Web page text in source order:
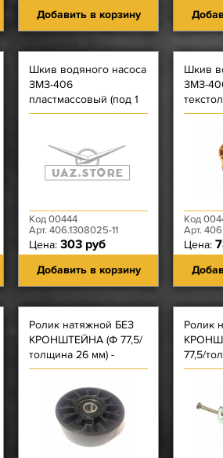
Добавить в корзину
Шкив водяного насоса
ЗМЗ-406
пластмассовый (под 1
ремень)
Код 00444
Арт. 406.1308025-11
Цена: 303 руб
Добавить в корзину
Шкив
ЗМЗ-
ремень)
Код
Арт.
Цена:
Ролик натяжной БЕЗ
КРОНШТЕЙНА (Ф 77,5/
толщина 26 мм) -
ЗМЗ-514.10, 5143.10-41,
5143.10-50 5143.10-80
Ролик
77,5/
ЗМЗ-